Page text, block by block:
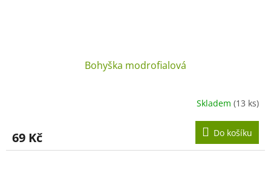
Bohyška modrofialová
Skladem (13 ks)
69 Kč Do košíku